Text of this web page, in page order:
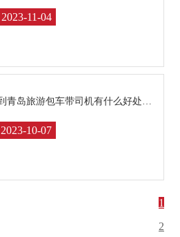
2023-11-04
到青岛旅游包车带司机有什么好处呢？
2023-10-07
1
2